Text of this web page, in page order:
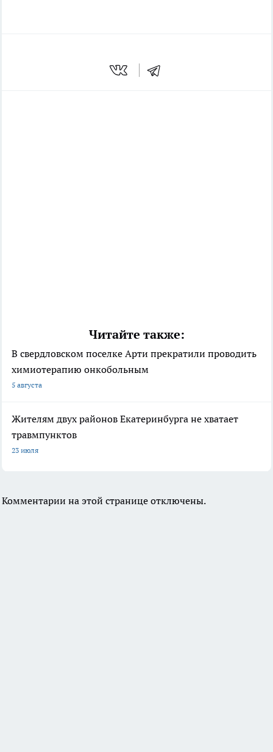
Читайте также:
В свердловском поселке Арти прекратили проводить
химиотерапию онкобольным
5 августа
Жителям двух районов Екатеринбурга не хватает
травмпунктов
23 июля
Комментарии на этой странице отключены.